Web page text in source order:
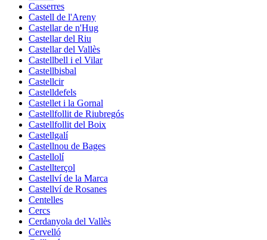
Casserres
Castell de l'Areny
Castellar de n'Hug
Castellar del Riu
Castellar del Vallès
Castellbell i el Vilar
Castellbisbal
Castellcir
Castelldefels
Castellet i la Gornal
Castellfollit de Riubregós
Castellfollit del Boix
Castellgalí
Castellnou de Bages
Castellolí
Castellterçol
Castellví de la Marca
Castellví de Rosanes
Centelles
Cercs
Cerdanyola del Vallès
Cervelló